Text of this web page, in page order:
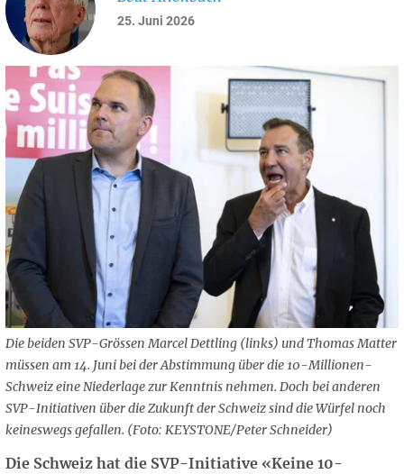
25. Juni 2026
Die beiden SVP-Grössen Marcel Dettling (links) und Thomas Matter
müssen am 14. Juni bei der Abstimmung über die 10-Millionen-
Schweiz eine Niederlage zur Kenntnis nehmen. Doch bei anderen
SVP-Initiativen über die Zukunft der Schweiz sind die Würfel noch
keineswegs gefallen. (Foto: KEYSTONE/Peter Schneider)
Die Schweiz hat die SVP-Initiative «Keine 10-